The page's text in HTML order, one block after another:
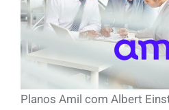
Planos Amil com Albert